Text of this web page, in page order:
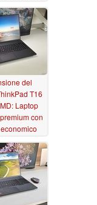
07/02/2026
del
T16
Laptop
con
2026